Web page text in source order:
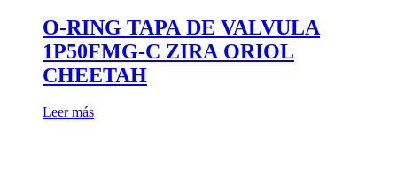
O-RING TAPA DE VALVULA
1P50FMG-C ZIRA ORIOL
CHEETAH
Leer más